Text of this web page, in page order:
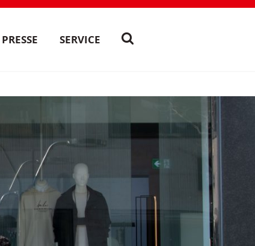
PRESSE SERVICE